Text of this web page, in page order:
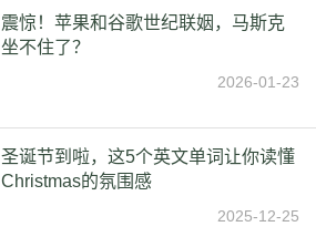
震惊！苹果和谷歌世纪联姻，马斯克
坐不住了？
2026-01-23
圣诞节到啦，这5个英文单词让你读懂
Christmas的氛围感
2025-12-25